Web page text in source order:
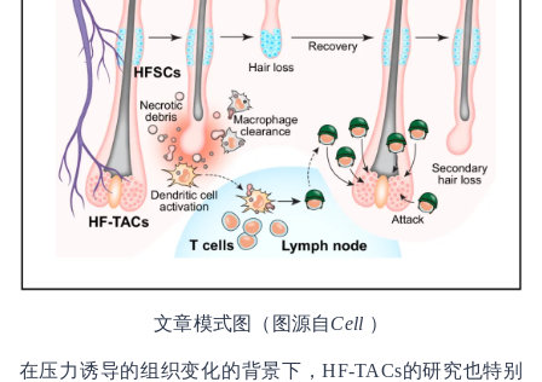
文章模式图（图源自Cell ）
在压力诱导的组织变化的背景下，HF-TACs的研究也特别